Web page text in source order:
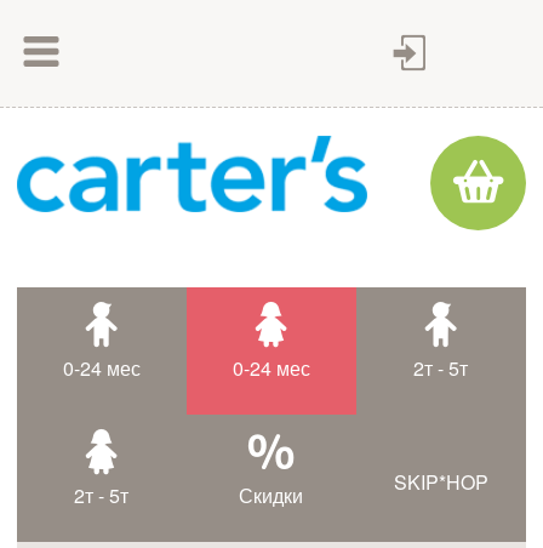
Как оплатить
Доставка товара
Контакты
0-24 мес 0-24 мес 2т - 5т
2т - 5т Скидки SKIP*HOP